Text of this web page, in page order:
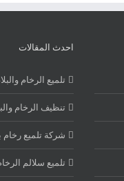
احدث المقالات
تلميع الرخام والبلاط
تنظيف الرخام
شركة تلميع رخام
تلميع سلالم